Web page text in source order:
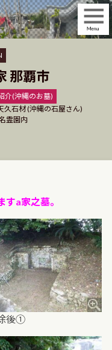
那覇市
介(沖縄のお墓)
久石材 (沖縄の石屋さん)
霊園内
a家之墓。
後①